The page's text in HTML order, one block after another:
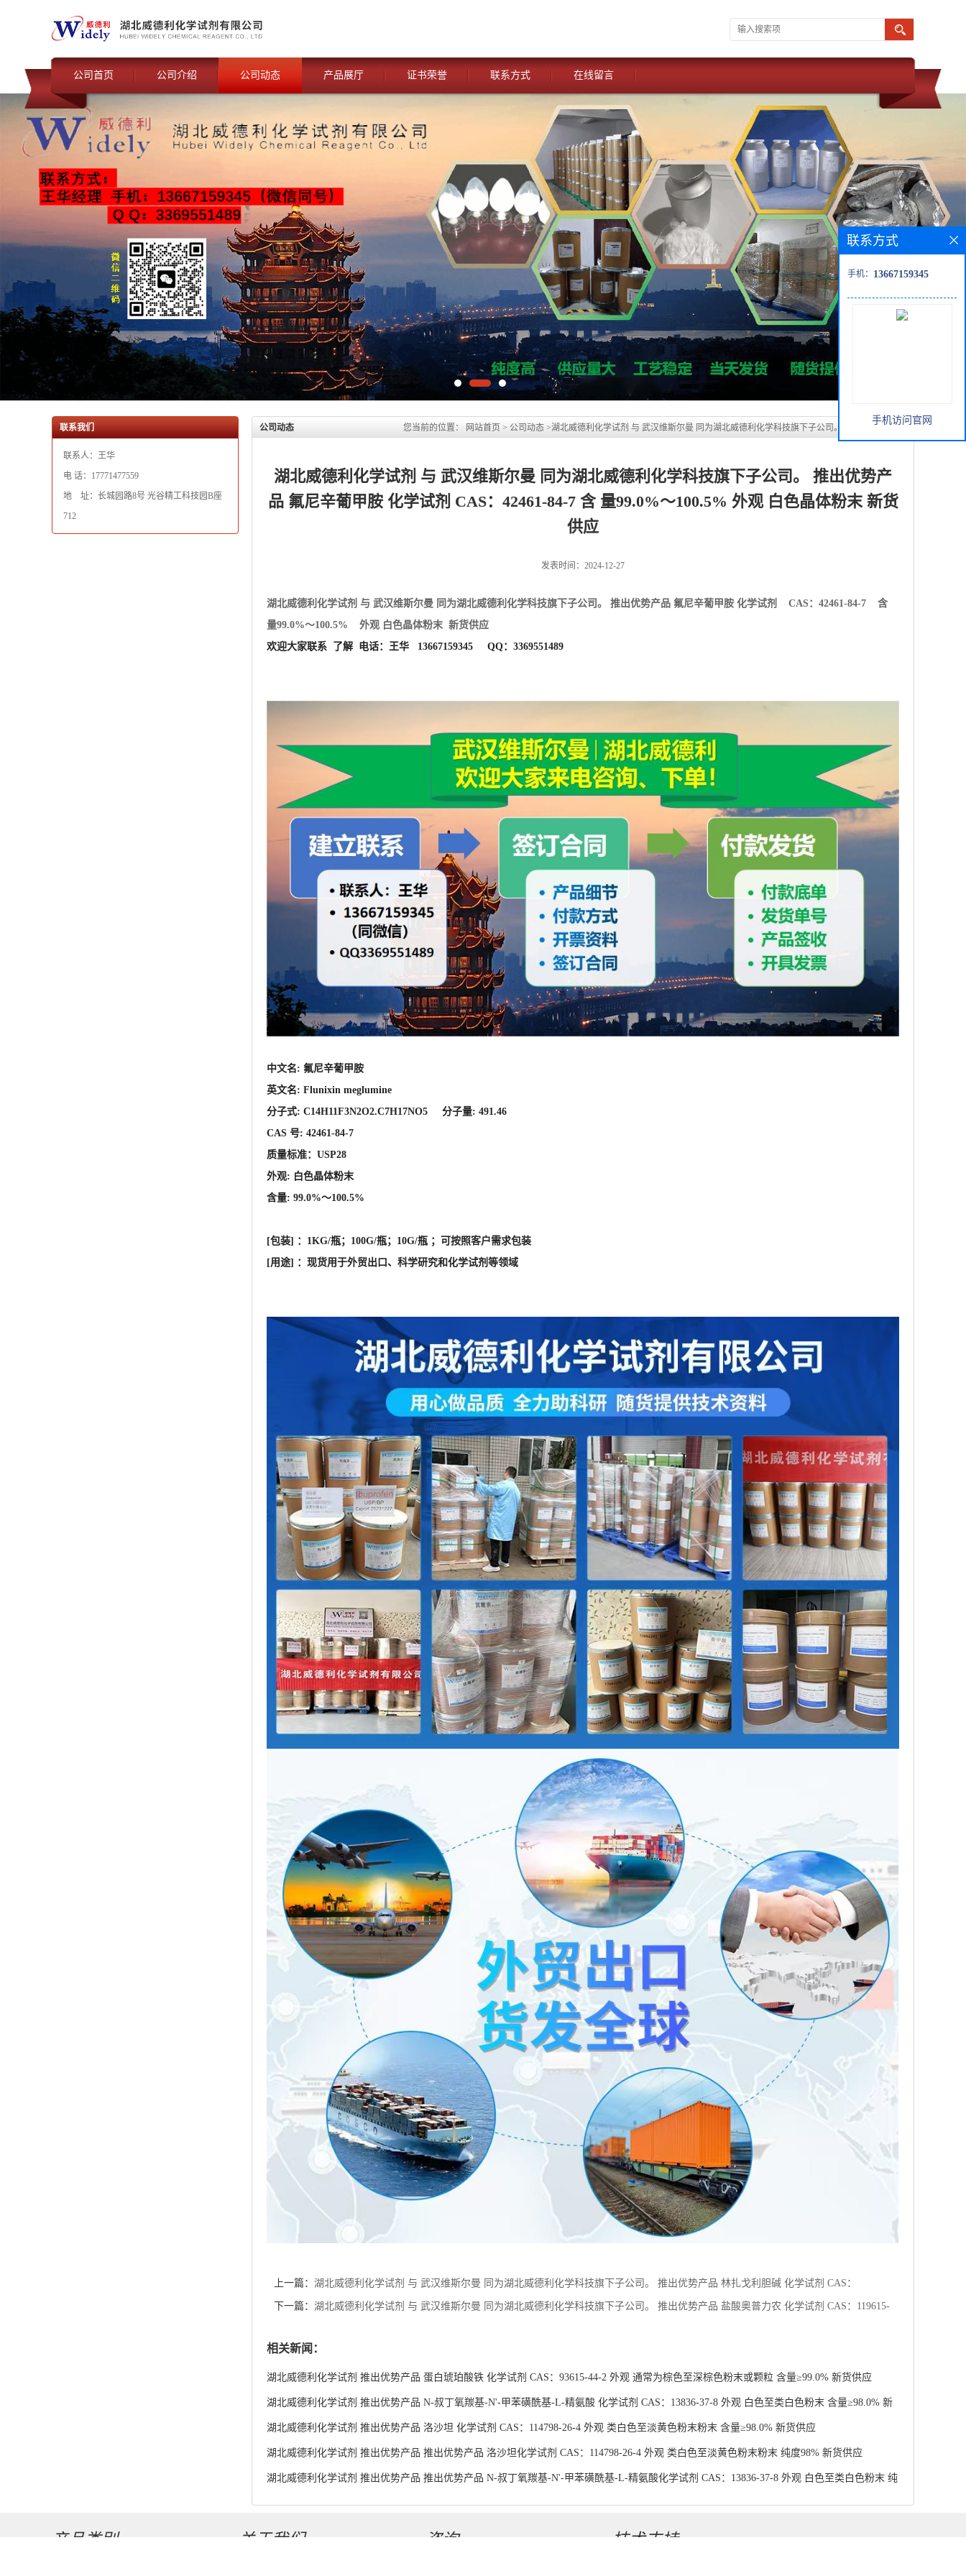
公司首页 公司介绍 公司动态 产品展厅 证书荣誉 联系方式 在线留言
联系我们
联系人：王华
电 话：17771477559
地 址：长城园路8号 光谷精工科技园B座
公司动态 您当前的位置： 网站首页 >湖北威德利化学试剂 与 武汉维斯尔曼 同为湖北威德利化学科技旗下子公司。 推出优势产品
氟尼辛葡甲胺 化学试剂 CAS：42461-84-7 含 量99.0%～100.5% 外观 白色晶体粉末 新货供应
湖北威德利化学试剂 与 武汉维斯尔曼 同为湖北威德利化学科技旗下子公司。 推出优势产
品 氟尼辛葡甲胺 化学试剂 CAS：42461-84-7 含 量99.0%～100.5% 外观 白色晶体粉末 新货
供应
发表时间：2024-12-27
湖北威德利化学试剂 与 武汉维斯尔曼 同为湖北威德利化学科技旗下子公司。推出优势产品氟尼辛葡甲胺 化学试剂 CAS：42461-84-7 含
量99.0%～100.5% 外观 白色晶体粉末 新货供应
中文名: 氟尼辛葡甲胺
英文名: Flunixin meglumine
分子式: C14H11F3N2O2.C7H17NO5 分子量: 491.46
CAS 号: 42461-84-7
质量标准：USP28
含量: 99.0%～100.5%
[包装] ：1KG/瓶；100G/瓶；10G/瓶
可按照客户需求包装
[用途] ：现货用于外贸出口、科学研究和化学试剂等领域
上一篇： 湖北威德利化学试剂 与 武汉维斯尔曼 同为湖北威德利化学科技旗下子公司。 推出优势产品 林扎戈利胆碱 化学试剂 CAS：
1321816-57-2 含 量≥98% 外观 白色或类白色粉末 新货供应
下一篇： 湖北威德利化学试剂 与 武汉维斯尔曼 同为湖北威德利化学科技旗下子公司。 推出优势产品 盐酸奥普力农 化学试剂 CAS：119615-
63-3 ≥99.0% 外观 白色粉末 新货供应
相关新闻：
货供应
湖北威德利化学试剂 推出优势产品 洛沙坦 化学试剂 CAS：114798-26-4 外观 类白色至淡黄色粉末粉末 含量≥98.0% 新货供应
湖北威德利化学试剂 推出优势产品 推出优势产品 N-叔丁氧羰基-N'-甲苯磺酰基-L-精氨酸化学试剂 CAS：13836-37-8 外观 白色至类白色粉末 纯
度98% 新货供应
联系方式
手机： 13667159345
手机访问官网
关于我们
公司动态
咨询
在线留言
技术支持
食品商务网